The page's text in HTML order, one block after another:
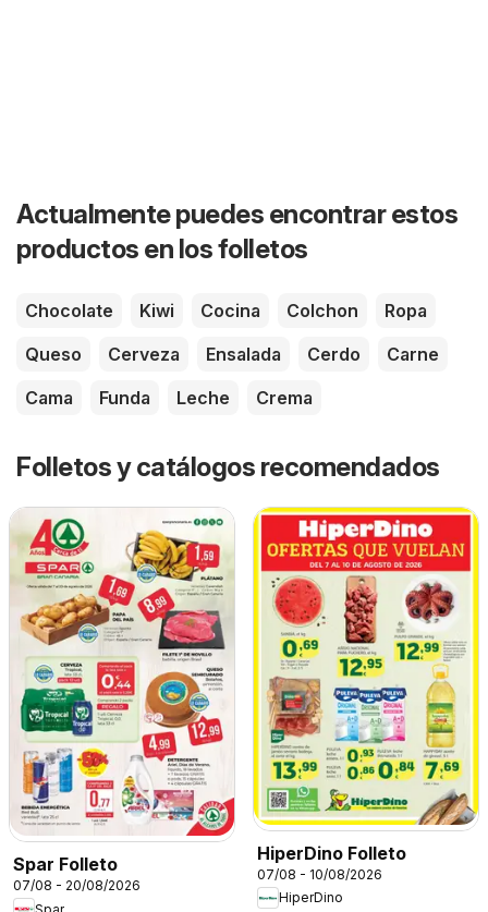
Actualmente puedes encontrar estos
productos en los folletos
Chocolate Kiwi Cocina Colchon
Ropa
Queso
Cerveza Ensalada Cerdo
Carne
Cama
Funda Leche Crema
Folletos y catálogos recomendados
Spar Folleto
07/08 - 20/08/2026
HiperDino Folleto
07/08 - 10/08/2026
HiperDino